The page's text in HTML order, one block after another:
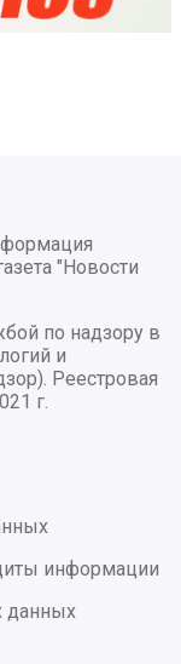
"Новости
по надзору в
и
Реестровая
г.
информации
данных